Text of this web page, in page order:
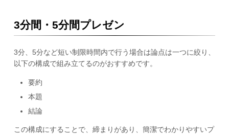
3分間・5分間プレゼン
3分、5分など短い制限時間内で行う場合は論点は一つに絞り、
以下の構成で組み立てるのがおすすめです。
要約
本題
結論
この構成にすることで、締まりがあり、簡潔でわかりやすいプ